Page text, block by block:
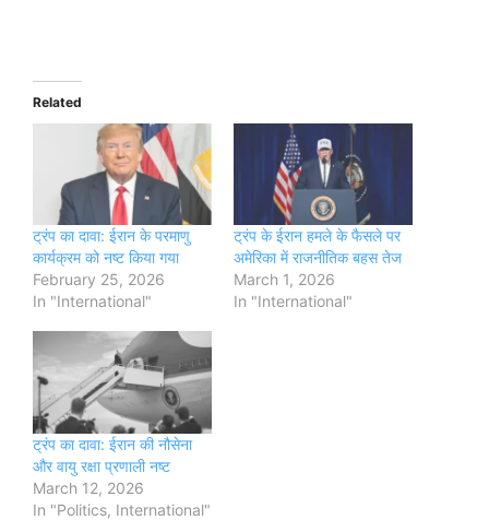
Related
ट्रंप का दावा: ईरान के परमाणु
कार्यक्रम को नष्ट किया गया
February 25, 2026
In "International"
ट्रंप के ईरान हमले के फैसले पर
अमेरिका में राजनीतिक बहस तेज
March 1, 2026
In "International"
ट्रंप का दावा: ईरान की नौसेना
और वायु रक्षा प्रणाली नष्ट
March 12, 2026
In "Politics, International"